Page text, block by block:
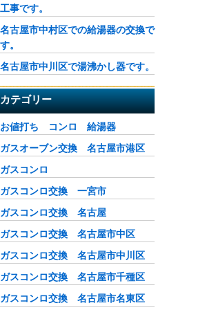
工事です。
名古屋市中村区での給湯器の交換で
す。
名古屋市中川区で湯沸かし器です。
カテゴリー
お値打ち コンロ 給湯器
ガスオーブン交換 名古屋市港区
ガスコンロ
ガスコンロ交換 一宮市
ガスコンロ交換 名古屋
ガスコンロ交換 名古屋市中区
ガスコンロ交換 名古屋市中川区
ガスコンロ交換 名古屋市千種区
ガスコンロ交換 名古屋市名東区